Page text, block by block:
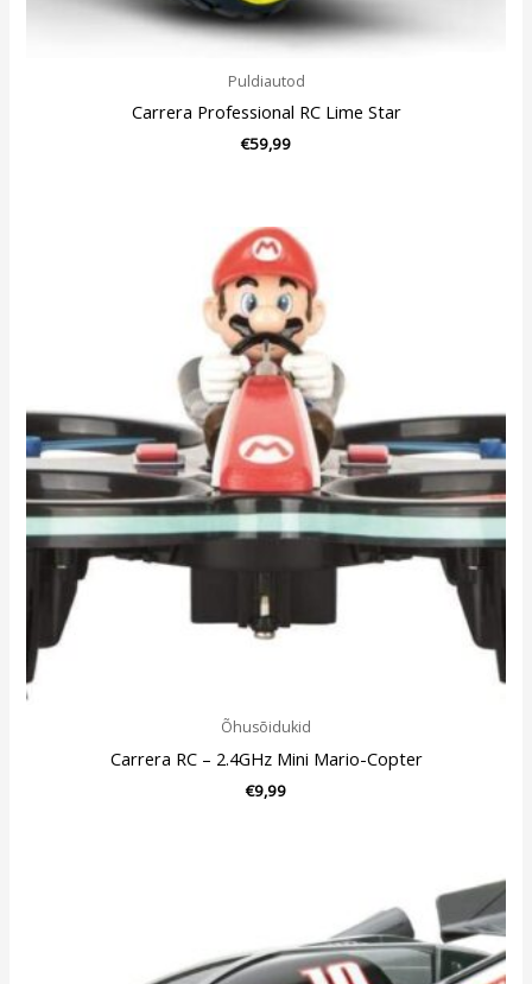
Puldiautod
Carrera Professional RC Lime Star
€59,99
Õhusõidukid
Carrera RC – 2.4GHz Mini Mario-Copter
€9,99